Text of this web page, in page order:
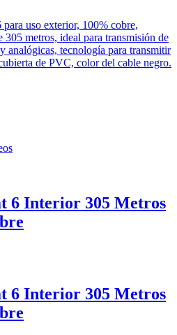
uso exterior, 100% cobre,
305 metros, ideal para transmisión de
analógicas, tecnología para transmitir
de PVC, color del cable negro.
6 Interior 305 Metros
6 Interior 305 Metros